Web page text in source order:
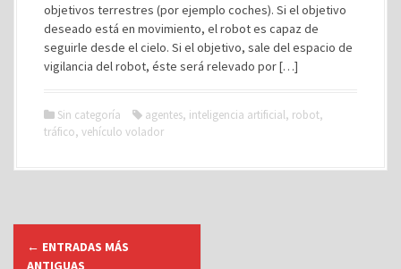
objetivos terrestres (por ejemplo coches). Si el objetivo
deseado está en movimiento, el robot es capaz de
seguirle desde el cielo. Si el objetivo, sale del espacio de
vigilancia del robot, éste será relevado por […]
Sin categoría agentes, inteligencia artificial, robot,
tráfico, vehículo volador
← ENTRADAS MÁS
ANTIGUAS